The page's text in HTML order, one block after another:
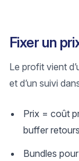
Fixer un
Le profit vient
et d’un suivi
Prix = coût
buffer
Bundles